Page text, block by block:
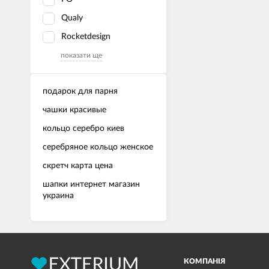
Qualy
Rocketdesign
показати ще
подарок для парня
чашки красивые
кольцо серебро киев
серебряное кольцо женское
скретч карта цена
шапки интернет магазин
украина
КОМПАНІЯ